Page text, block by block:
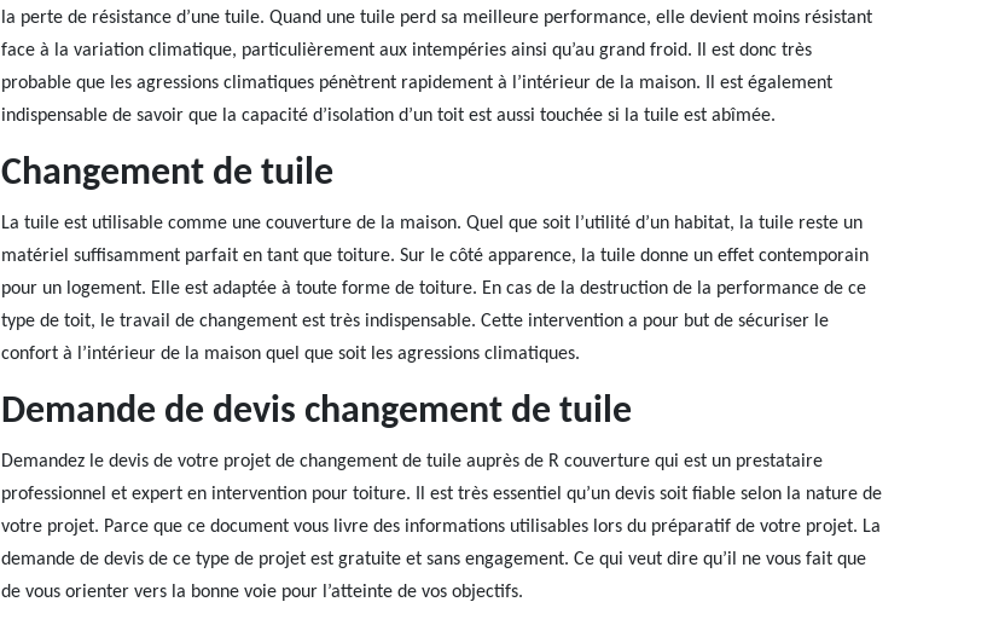
la perte de résistance d’une tuile. Quand une tuile perd sa meilleure performance, elle devient moins résistant
face à la variation climatique, particulièrement aux intempéries ainsi qu’au grand froid. Il est donc très
probable que les agressions climatiques pénètrent rapidement à l’intérieur de la maison. Il est également
indispensable de savoir que la capacité d’isolation d’un toit est aussi touchée si la tuile est abîmée.
Changement de tuile
La tuile est utilisable comme une couverture de la maison. Quel que soit l’utilité d’un habitat, la tuile reste un
matériel suffisamment parfait en tant que toiture. Sur le côté apparence, la tuile donne un effet contemporain
pour un logement. Elle est adaptée à toute forme de toiture. En cas de la destruction de la performance de ce
type de toit, le travail de changement est très indispensable. Cette intervention a pour but de sécuriser le
confort à l’intérieur de la maison quel que soit les agressions climatiques.
Demande de devis changement de tuile
Demandez le devis de votre projet de changement de tuile auprès de R couverture qui est un prestataire
professionnel et expert en intervention pour toiture. Il est très essentiel qu’un devis soit fiable selon la nature de
votre projet. Parce que ce document vous livre des informations utilisables lors du préparatif de votre projet. La
demande de devis de ce type de projet est gratuite et sans engagement. Ce qui veut dire qu’il ne vous fait que
de vous orienter vers la bonne voie pour l’atteinte de vos objectifs.